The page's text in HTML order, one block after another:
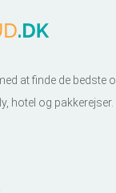
at finde de bedste
hotel og pakkerejser.